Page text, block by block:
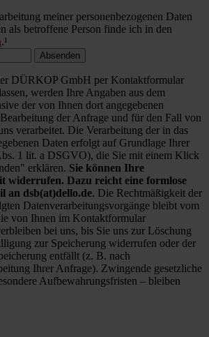
meiner personenbezogenen Daten
als betroffene Person finde ich in den
.¹
Absenden
DÜRKOP GmbH per Kontaktformular
werden Ihre Angaben aus dem
der von Ihnen dort angegebenen
der Anfrage und für den Fall von
verarbeitet. Die Verarbeitung der in das
Daten erfolgt auf Grundlage Ihrer
1 lit. a DSGVO), die Sie mit einem Klick
erklären. Sie können Ihre
widerrufen. Dazu reicht eine formlose
an dsb(at)dello.de. Die Rechtmäßigkeit der
Datenverarbeitungsvorgänge bleibt vom
von Ihnen im Kontaktformular
bei uns, bis Sie uns zur Löschung
zur Speicherung widerrufen oder der
entfällt (z. B. nach
Ihrer Anfrage). Zwingende gesetzliche
Aufbewahrungsfristen – bleiben